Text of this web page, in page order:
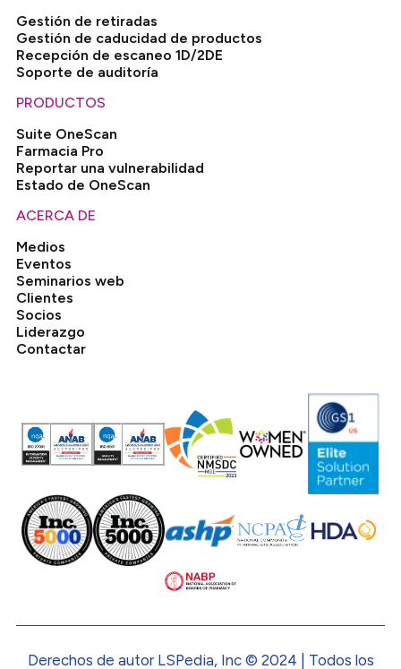
Gestión de retiradas
Gestión de caducidad de productos
Recepción de escaneo 1D/2DE
Soporte de auditoría
PRODUCTOS
Suite OneScan
Farmacia Pro
Reportar una vulnerabilidad
Estado de OneScan
ACERCA DE
Medios
Eventos
Seminarios web
Clientes
Socios
Liderazgo
Contactar
Derechos de autor LSPedia, Inc © 2024 | Todos los